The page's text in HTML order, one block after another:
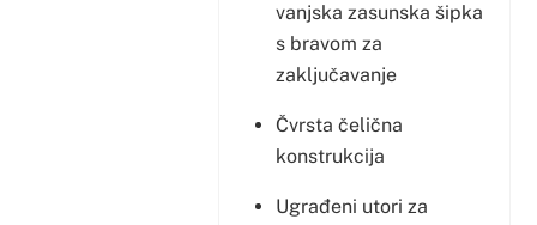
vanjska zasunska šipka
s bravom za
zaključavanje
Čvrsta čelična
konstrukcija
Ugrađeni utori za